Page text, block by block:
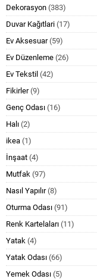
Dekorasyon (383)
Duvar Kağıtlari (17)
Ev Aksesuar(59)
Ev Düzenleme (26)
Ev Tekstil (42)
Fikirler(9)
Genç Odası (16)
Halı (2)
ikea (1)
İnşaat (4)
Mutfak (97)
Nasıl Yapılır(8)
Oturma Odası (91)
Renk Kartelaları (11)
Yatak (4)
Yatak Odası (66)
Yemek Odası (5)